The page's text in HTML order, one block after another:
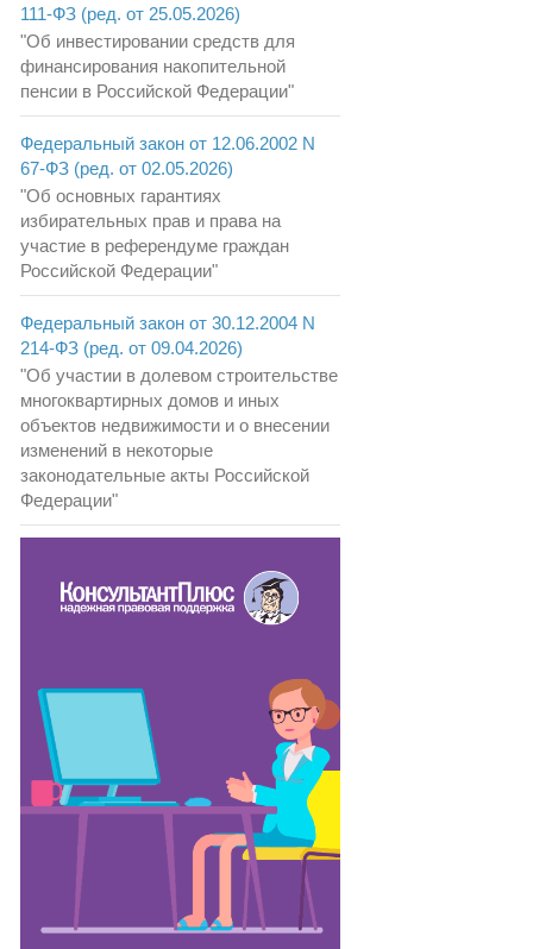
111-ФЗ (ред. от 25.05.2026)
"Об инвестировании средств для
финансирования накопительной
пенсии в Российской Федерации"
Федеральный закон от 12.06.2002 N
67-ФЗ (ред. от 02.05.2026)
"Об основных гарантиях
избирательных прав и права на
участие в референдуме граждан
Российской Федерации"
Федеральный закон от 30.12.2004 N
214-ФЗ (ред. от 09.04.2026)
"Об участии в долевом строительстве
многоквартирных домов и иных
объектов недвижимости и о внесении
изменений в некоторые
законодательные акты Российской
Федерации"